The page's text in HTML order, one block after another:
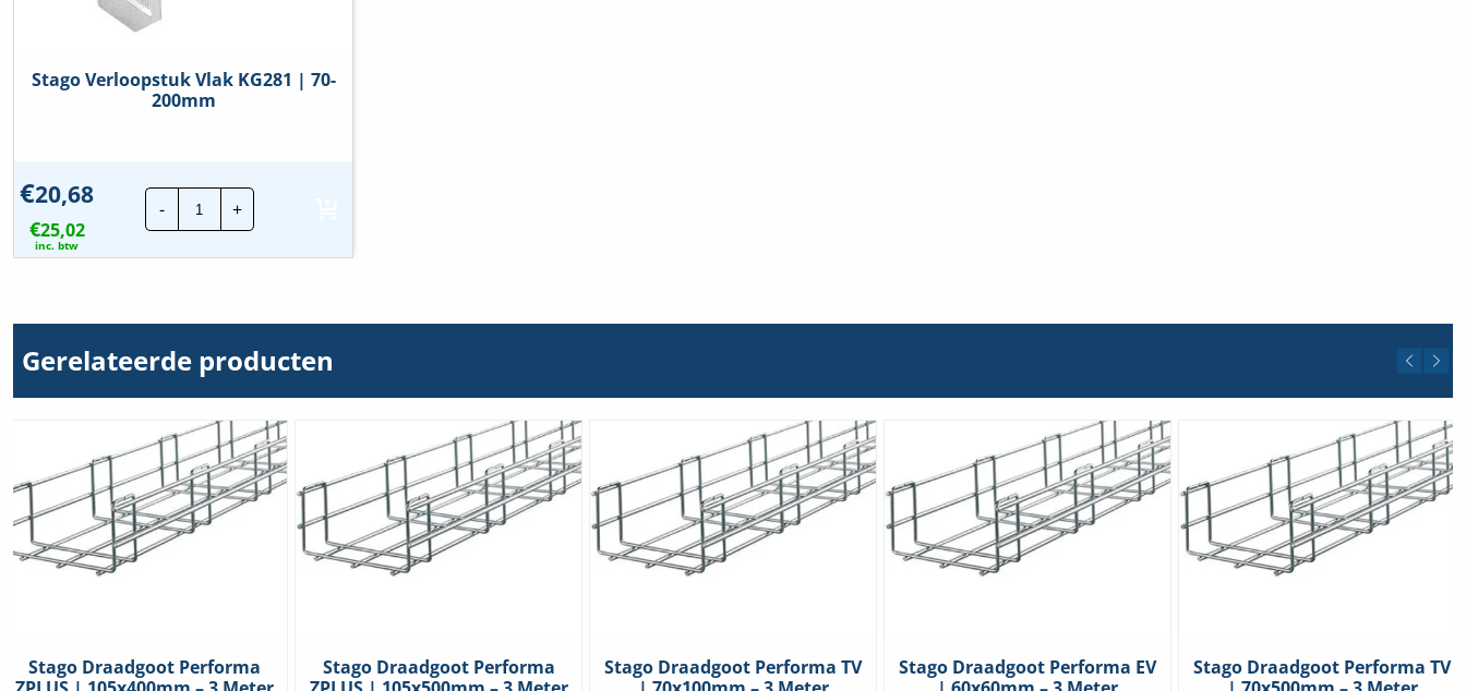
Stago Verloopstuk Vlak KG281 | 70-
200mm
€20,68
€25,02
inc. btw
-
Stago
Verloopstuk
Vlak
|
+
Gerelateerde producten
Stago Draadgoot Performa
Stago Draadgoot Performa
Stago Draadgoot Performa TV
Stago Draadgoot Performa EV
Stago Draadgoot Performa TV